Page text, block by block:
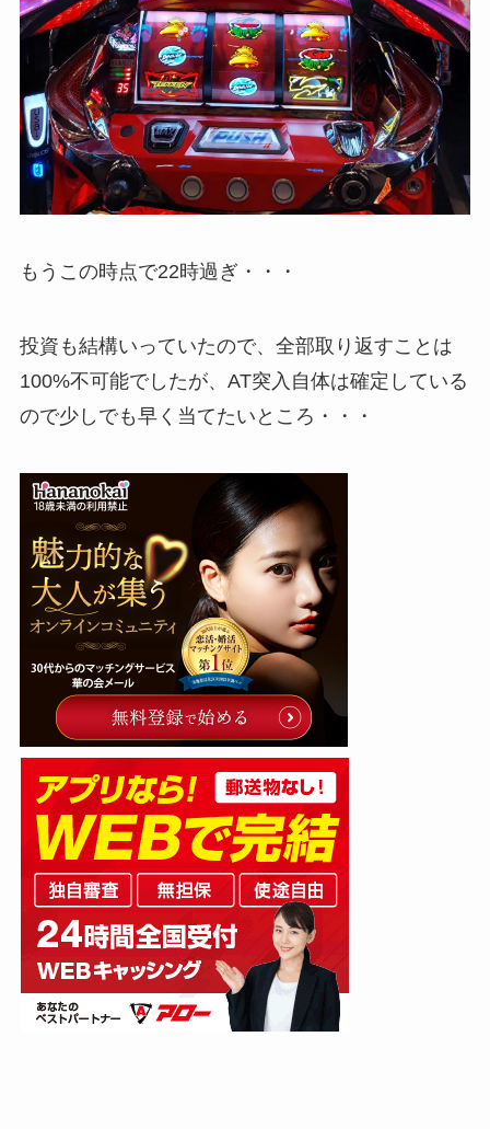
もうこの時点で22時過ぎ・・・
投資も結構いっていたので、全部取り返すことは
100%不可能でしたが、AT突入自体は確定している
ので少しでも早く当てたいところ・・・